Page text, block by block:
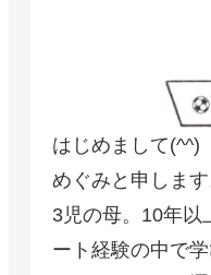
はじめまして(^^)
めぐみと申します
3児の母。10年以
ート経験の中で